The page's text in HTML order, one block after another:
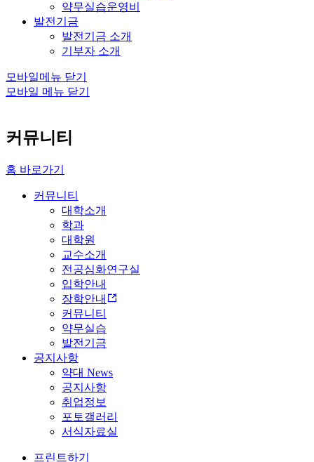
약무실습운영비
발전기금
발전기금 소개
기부자 소개
모바일메뉴 닫기
모바일 메뉴 닫기
커뮤니티
홈 바로가기
커뮤니티
대학소개
학과
대학원
교수소개
전공심화연구실
입학안내
장학안내
커뮤니티
약무실습
발전기금
공지사항
약대 News
공지사항
취업정보
포토갤러리
서식자료실
프린트하기